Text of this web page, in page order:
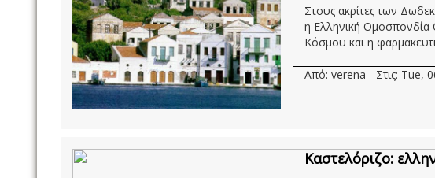
Στους ακρίτες των
η Ελληνική Ομοσπονδία
Κόσμου και η
Από: verena - Στις: Tue,
Καστελόριζο: